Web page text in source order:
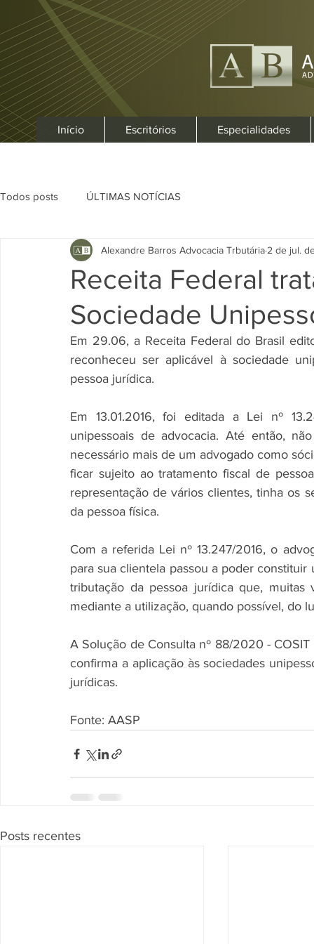
Início Escritórios Especialidades
Todos posts ÚLTIMAS NOTÍCIAS
Receita Federal
Sociedade
Alexandre Barros Advocacia Trbutária 2 de jul.
Em 29.06, a Receita Federal do Brasil
reconheceu ser aplicável à sociedade
pessoa jurídica.
Em 13.01.2016, foi editada a Lei nº
unipessoais de advocacia. Até então,
necessário mais de um advogado como
ficar sujeito ao tratamento fiscal de
representação de vários clientes, tinha os
da pessoa física.
Com a referida Lei nº 13.247/2016, o
para sua clientela passou a poder
tributação da pessoa jurídica que, muitas
mediante a utilização, quando possível, do
A Solução de Consulta nº 88/2020 -
confirma a aplicação às sociedades
jurídicas.
Fonte: AASP
Posts recentes